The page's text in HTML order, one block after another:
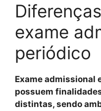
exame
periódico
Exame admissional
possuem
distintas, sendo